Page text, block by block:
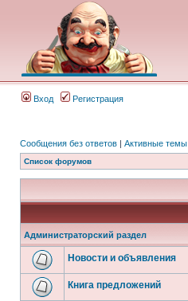
Вход Регистрация
Сообщения без ответов | Активные темы
Список форумов
Администраторский раздел
Новости и объявления
Книга предложений